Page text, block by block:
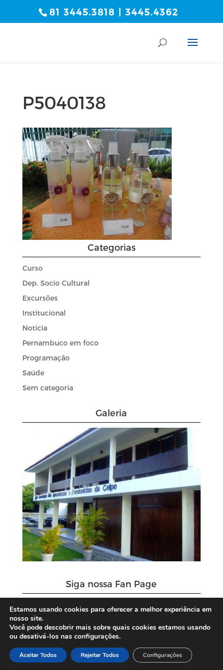
81 3445.3818 | 3445.4362
P5040138
Categorias
Curso
Dep. Socio Cultural
Excursões
Institucional
Noticia
Pernambuco em foco
Programação
Saúde
Sem categoria
Galeria
Siga nossa Fan Page
Estamos usando cookies para oferecer a melhor experiência em
nosso site.
Você pode descobrir mais sobre quais cookies estamos usando
ou desativá-los nas configurações.
Aceitar Todos Rejeitar Todos Configurações